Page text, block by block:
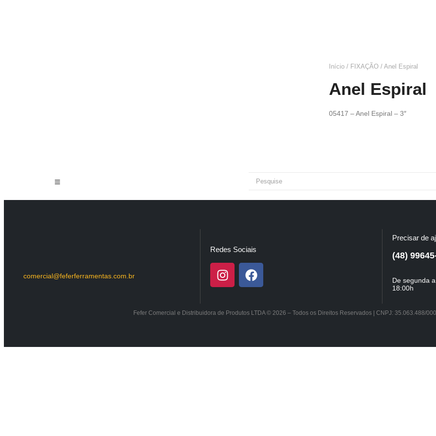
Início / FIXAÇÃO / Anel Espiral
Anel Espiral
05417 – Anel Espiral – 3″
comercial@feferferramentas.com.br
Redes Sociais
Precisar de
(48)
De segunda
18:00h
Fefer Comercial e Distribuidora de Produtos LTDA © 2026 – Todos os Direitos Reservados | CNPJ: 35.063.488/